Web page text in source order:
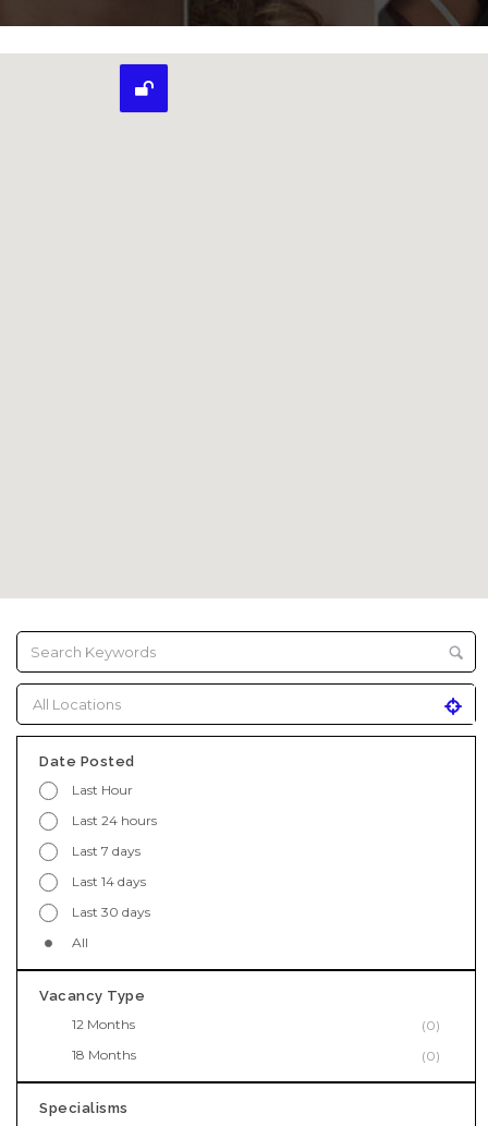
Date Posted
Last Hour
Last 24 hours
Last 7 days
Last 14 days
Last 30 days
All
Vacancy Type
12 Months
(0)
18 Months
(0)
Specialisms